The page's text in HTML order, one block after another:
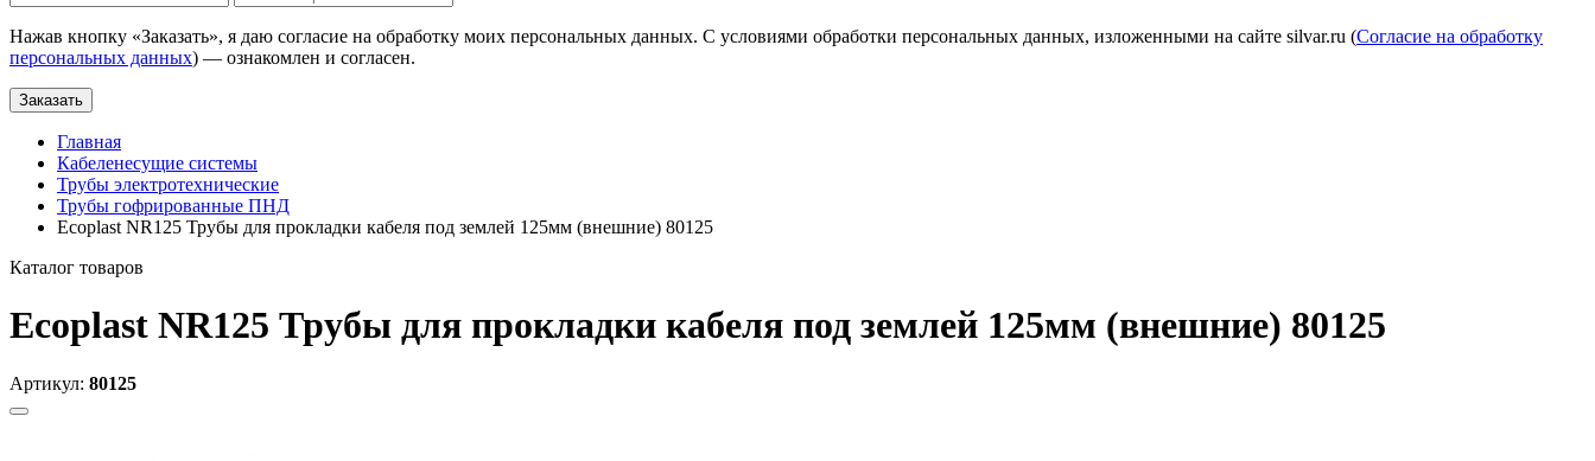
Нажав кнопку «Заказать», я даю согласие на обработку моих персональных данных. С условиями обработки персональных данных, изложенными на сайте silvar.ru (Согласие на обработку
персональных данных) — ознакомлен и согласен.
Заказать
Главная
Кабеленесущие системы
Трубы электротехнические
Трубы гофрированные ПНД
Ecoplast NR125 Трубы для прокладки кабеля под землей 125мм (внешние) 80125
Каталог товаров
Ecoplast NR125 Трубы для прокладки кабеля под землей 125мм (внешние) 80125
Артикул: 80125